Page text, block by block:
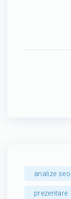
analize seo
prezentare